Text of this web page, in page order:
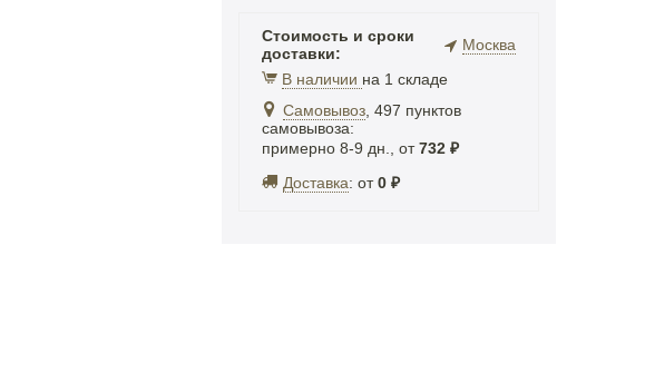
Стоимость и сроки
доставки:
Москва
В наличии на 1 складе
Самовывоз , 497 пунктов
самовывоза:
примерно 8-9 дн., от732 ₽
Доставка: от0 ₽